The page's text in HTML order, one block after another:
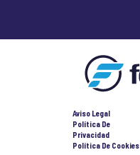
Aviso Legal
Política De
Privacidad
Política De Cookies